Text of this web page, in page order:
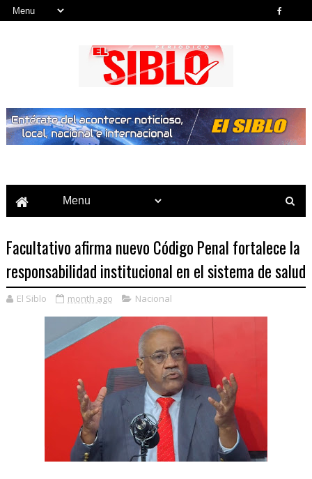
Facultativo afirma nuevo Código Penal fortalece la
responsabilidad institucional en el sistema de salud
El Siblo month ago Nacional